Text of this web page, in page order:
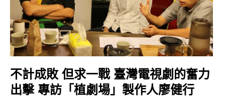
不計成敗 但求一戰 臺灣電視劇的奮力
出擊 專訪「植劇場」製作人廖健行